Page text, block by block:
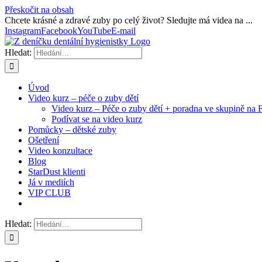
Přeskočit na obsah
Chcete krásné a zdravé zuby po celý život? Sledujte má videa na ...
InstagramFacebookYouTubeE-mail
Hledat:
Úvod
Video kurz – péče o zuby dětí
Video kurz – Péče o zuby dětí + poradna ve skupině na
Podívat se na video kurz
Pomůcky – dětské zuby
Ošetření
Video konzultace
Blog
StarDust klienti
Já v mediích
VIP CLUB
Hledat: